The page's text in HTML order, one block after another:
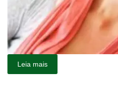
Leia mais